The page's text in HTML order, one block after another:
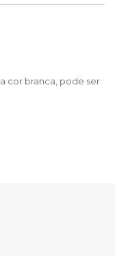
cor branca, pode ser